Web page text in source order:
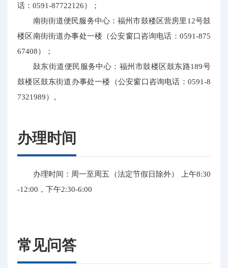
话：0591-87722126）；
南街街道便民服务中心：福州市鼓楼区营房里12号鼓
楼区南街街道办事处一楼（公安窗口咨询电话：0591-875
67408）；
鼔东街道便民服务中心：福州市鼓楼区鼓东路189号
鼓楼区鼓东街道办事处一楼（公安窗口咨询电话：0591-8
7321989）。
办理时间
办理时间：周一至周五（法定节假日除外） 上午8:30
-12:00，下午2:30-6:00
常见问答